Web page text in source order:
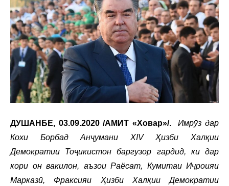
ДУШАНБЕ, 03.09.2020 /АМИТ «Ховар»/. Имрӯздар
Кохи Борбад Анҷумани XIV Ҳизби Халқии
Демократии Тоҷикистон баргузор гардид, ки дар
кори он вакилон, аъзои Раёсат, Кумитаи Иҷроияи
Марказӣ, Фраксияи Ҳизби Халқии Демократии